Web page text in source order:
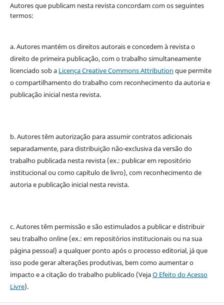
Autores que publicam nesta revista concordam com os seguintes
termos:
a. Autores mantém os direitos autorais e concedem à revista o
direito de primeira publicação, com o trabalho simultaneamente
licenciado sob a Licença Creative Commons Attribution que permite
o compartilhamento do trabalho com reconhecimento da autoria e
publicação inicial nesta revista.
b. Autores têm autorização para assumir contratos adicionais
separadamente, para distribuição não-exclusiva da versão do
trabalho publicada nesta revista (ex.: publicar em repositório
institucional ou como capítulo de livro), com reconhecimento de
autoria e publicação inicial nesta revista.
c. Autores têm permissão e são estimulados a publicar e distribuir
seu trabalho online (ex.: em repositórios institucionais ou na sua
página pessoal) a qualquer ponto após o processo editorial, já que
isso pode gerar alterações produtivas, bem como aumentar o
impacto e a citação do trabalho publicado (VejaO Efeito do Acesso
Livre).